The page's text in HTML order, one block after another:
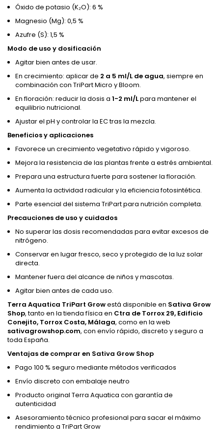
Óxido de potasio (K₂O): 6 %
Magnesio (Mg): 0,5 %
Azufre (S): 1,5 %
Modo de uso y dosificación
Agitar bien antes de usar.
En crecimiento: aplicar de 2 a 5 ml/L de agua, siempre en
combinación con TriPart Micro y Bloom.
En floración: reducir la dosis a 1-2 ml/Lpara mantener el
equilibrio nutricional.
Ajustar el pH y controlar la EC tras la mezcla.
Beneficios y aplicaciones
Favorece un crecimiento vegetativo rápido y vigoroso.
Mejora la resistencia de las plantas frente a estrés ambiental.
Prepara una estructura fuerte para sostener la floración.
Aumenta la actividad radicular y la eficiencia fotosintética.
Parte esencial del sistema TriPart para nutrición completa.
Precauciones de uso y cuidados
No superar las dosis recomendadas para evitar excesos de
nitrógeno.
Conservar en lugar fresco, seco y protegido de la luz solar
directa.
Mantener fuera del alcance de niños y mascotas.
Agitar bien antes de cada uso.
Terra Aquatica TriPart Growestá disponible en Sativa Grow
Shop, tanto en la tienda física en Ctra de Torrox 29, Edificio
Conejito, Torrox Costa, Málaga, como en la web
sativagrowshop.com, con envío rápido, discreto y seguro a
toda España.
Ventajas de comprar en Sativa Grow Shop
Pago 100 % seguro mediante métodos verificados
Envío discreto con embalaje neutro
Producto original Terra Aquatica con garantía de
autenticidad
Asesoramiento técnico profesional para sacar el máximo
rendimiento a TriPart Grow